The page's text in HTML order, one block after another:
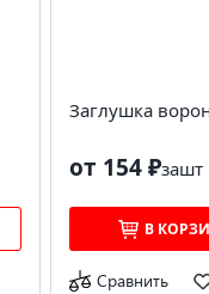
Заглушка
от 154 ₽зашт
В
Сравнить